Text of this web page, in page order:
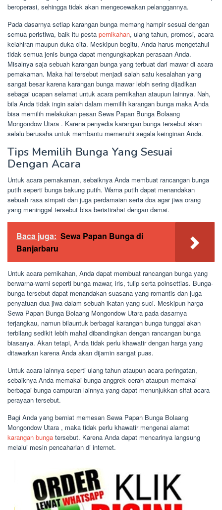
beroperasi, sehingga tidak akan mengecewakan pelanggannya.
Pada dasarnya setiap karangan bunga memang hampir sesuai dengan
semua peristiwa, baik itu pesta pernikahan, ulang tahun, promosi, acara
kelahiran maupun duka cita. Meskipun begitu, Anda harus mengetahui
tidak semua jenis bunga dapat mengungkapkan perasaan Anda.
Misalnya saja sebuah karangan bunga yang terbuat dari mawar di acara
pemakaman. Maka hal tersebut menjadi salah satu kesalahan yang
sangat besar karena karangan bunga mawar lebih sering dijadikan
sebagai ucapan selamat untuk acara pernikahan ataupun lainnya. Nah,
bila Anda tidak ingin salah dalam memilih karangan bunga maka Anda
bisa memilih melakukan pesan Sewa Papan Bunga Bolaang
Mongondow Utara . Karena penyedia karangan bunga tersebut akan
selalu berusaha untuk membantu memenuhi segala keinginan Anda.
Tips Memilih Bunga Yang Sesuai
Dengan Acara
Untuk acara pemakaman, sebaiknya Anda membuat rancangan bunga
putih seperti bunga bakung putih. Warna putih dapat menandakan
sebuah rasa simpati dan juga perdamaian serta doa agar jiwa orang
yang meninggal tersebut bisa beristirahat dengan damai.
Baca juga: Sewa Papan Bunga di
Banjarbaru
Untuk acara pernikahan, Anda dapat membuat rancangan bunga yang
berwarna-warni seperti bunga mawar, iris, tulip serta poinsettias. Bunga-
bunga tersebut dapat menandakan suasana yang romantis dan juga
penyatuan dua jiwa dalam sebuah ikatan yang suci. Meskipun harga
Sewa Papan Bunga Bolaang Mongondow Utara pada dasarnya
terjangkau, namun bilauntuk berbagai karangan bunga tunggal akan
terbilang sedikit lebih mahal dibandingkan dengan rancangan bunga
biasanya. Akan tetapi, Anda tidak perlu khawatir dengan harga yang
ditawarkan karena Anda akan dijamin sangat puas.
Untuk acara lainnya seperti ulang tahun ataupun acara peringatan,
sebaiknya Anda memakai bunga anggrek cerah ataupun memakai
berbagai bunga campuran lainnya yang dapat menunjukkan sifat acara
perayaan tersebut.
Bagi Anda yang berniat memesan Sewa Papan Bunga Bolaang
Mongondow Utara , maka tidak perlu khawatir mengenai alamat
karangan bunga tersebut. Karena Anda dapat mencarinya langsung
melalui mesin pencaharian di internet.